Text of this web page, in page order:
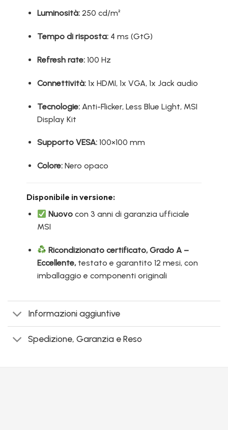
Luminosità:250 cd/m²
Tempo di risposta:4 ms (GtG)
Refresh rate:100 Hz
Connettività:1x HDMI, 1x VGA, 1x Jack audio
Tecnologie:Anti-Flicker, Less Blue Light, MSI
Display Kit
Supporto VESA:100×100 mm
Colore:Nero opaco
Disponibile in versione:
Nuovocon 3 anni di garanzia ufficiale
MSI
Ricondizionato certificato, Grado A –
Eccellente,testato e garantito 12 mesi, con
imballaggio e componenti originali
Informazioni aggiuntive
Spedizione, Garanzia e Reso